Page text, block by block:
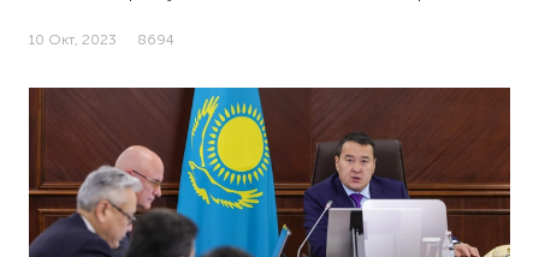
10 Окт, 2023 8694